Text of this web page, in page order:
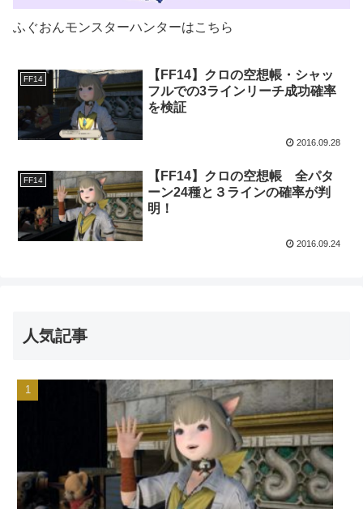
ふぐおんモンスターハンターはこちら
FF14
【FF14】クロの空想帳・シャッ
フルでの3ラインリーチ成功確率
を検証
2016.09.28
FF14
【FF14】クロの空想帳 全パタ
ーン24種と３ラインの確率が判
明！
2016.09.24
人気記事